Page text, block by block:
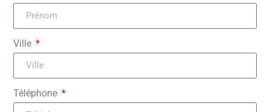
Ville
Téléphone